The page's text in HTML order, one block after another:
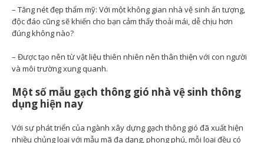
– Tăng nét đẹp thẩm mỹ: Với một không gian nhà vệ sinh ấn tượng,
độc đáo cũng sẽ khiến cho bạn cảm thấy thoải mái, dễ chịu hơn
đúng không nào?
– Được tạo nên từ vật liệu thiên nhiên nên thân thiện với con người
và môi trường xung quanh.
Một số mẫu gạch thông gió nhà vệ sinh thông
dụng hiện nay
Với sự phát triển của ngành xây dựng gạch thông gió đã xuất hiện
nhiều chủng loại với mẫu mã đa dạng, phong phú, mỗi loại đều có